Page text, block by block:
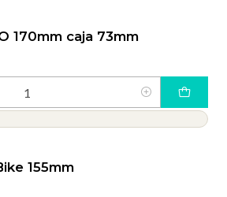
170mm caja 73mm
155mm